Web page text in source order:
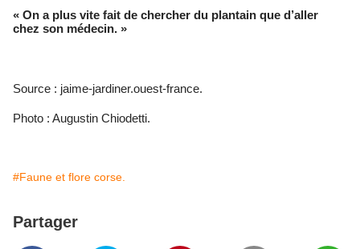
« On a plus vite fait de chercher du plantain que d’aller
chez son médecin. »
Source : jaime-jardiner.ouest-france.
Photo : Augustin Chiodetti.
#Faune et flore corse.
Partager